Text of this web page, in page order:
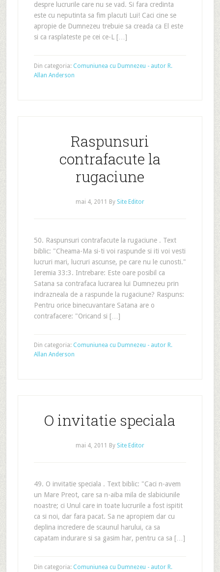
despre lucrurile care nu se vad. Si fara credinta
este cu neputinta sa fim placuti Lui! Caci cine se
apropie de Dumnezeu trebuie sa creada ca El este
si ca rasplateste pe cei ce-L […]
Din categoria: Comuniunea cu Dumnezeu - autor R.
Allan Anderson
Raspunsuri
contrafacute la
rugaciune
mai 4, 2011 By Site Editor
50. Raspunsuri contrafacute la rugaciune . Text
biblic: "Cheama-Ma si-ti voi raspunde si iti voi vesti
lucruri mari, lucruri ascunse, pe care nu le cunosti."
Ieremia 33:3. Intrebare: Este oare posibil ca
Satana sa contrafaca lucrarea lui Dumnezeu prin
indrazneala de a raspunde la rugaciune? Raspuns:
Pentru orice binecuvantare Satana are o
contrafacere: "Oricand si […]
Din categoria: Comuniunea cu Dumnezeu - autor R.
Allan Anderson
O invitatie speciala
mai 4, 2011 By Site Editor
49. O invitatie speciala . Text biblic: "Caci n-avem
un Mare Preot, care sa n-aiba mila de slabiciunile
noastre; ci Unul care in toate lucrurile a fost ispitit
ca si noi, dar fara pacat. Sa ne apropiem dar cu
deplina incredere de scaunul harului, ca sa
capatam indurare si sa gasim har, pentru ca sa […]
Din categoria: Comuniunea cu Dumnezeu - autor R.